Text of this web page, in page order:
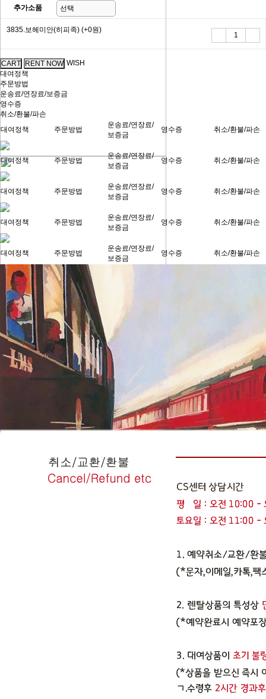
추가소품
3835.보헤미안(히피족) (+0원)
WISH
대여정책
주문방법
운송료/연장료/보증금
영수증
취소/환불/파손
대여정책
주문방법
운송료/연장료/
보증금
영수증 취소/환불/파손
대여정책 주문방법
운송료/연장료/
보증금
영수증 취소/환불/파손
대여정책 주문방법
운송료/연장료/
보증금
영수증 취소/환불/파손
대여정책 주문방법
운송료/연장료/
보증금
영수증 취소/환불/파손
대여정책 주문방법
운송료/연장료/
보증금
영수증 취소/환불/파손